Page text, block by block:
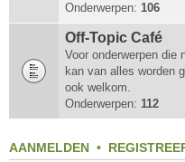
Onderwerpen: 106
Off-Topic Café
Voor onderwerpen die
kan van alles worden
ook welkom.
Onderwerpen: 112
AANMELDEN •